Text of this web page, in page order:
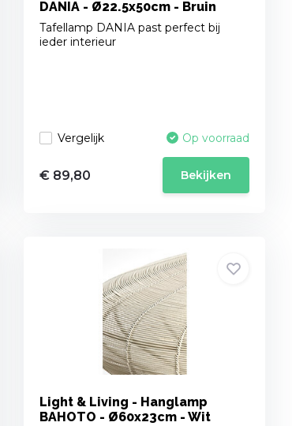
DANIA - Ø22.5x50cm - Bruin
Tafellamp DANIA past perfect bij
ieder interieur
Vergelijk Op voorraad
€ 89,80 Bekijken
Light & Living - Hanglamp
BAHOTO - Ø60x23cm - Wit